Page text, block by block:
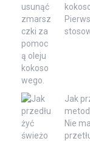
Jak
Nie